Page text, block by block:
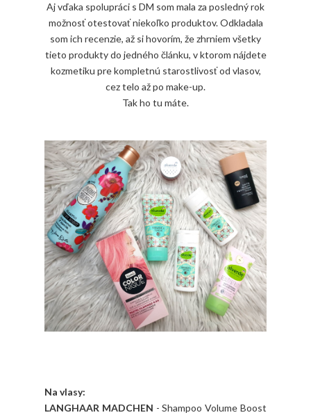
Aj vďaka spolupráci s DM som mala za posledný rok
možnosť otestovať niekoľko produktov. Odkladala
som ich recenzie, až si hovorím, že zhrniem všetky
tieto produkty do jedného článku, v ktorom nájdete
kozmetiku pre kompletnú starostlivosť od vlasov,
cez telo až po make-up.
Tak ho tu máte.
Na vlasy:
LANGHAAR MADCHEN - Shampoo Volume Boost